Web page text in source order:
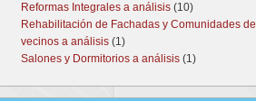
Reformas Integrales a análisis (10)
Rehabilitación de Fachadas y Comunidades de
vecinos a análisis (1)
Salones y Dormitorios a análisis (1)